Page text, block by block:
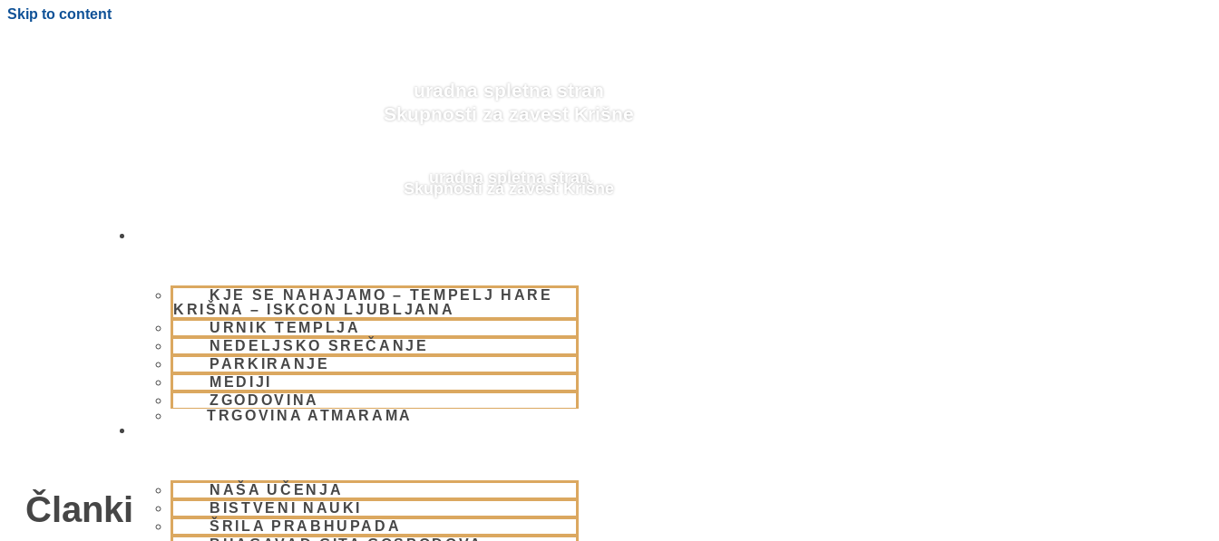
Skip to content
uradna spletna stran
Skupnosti za zavest Krišne
uradna spletna stran
Skupnosti za zavest Krišne
KJE SE NAHAJAMO – TEMPELJ HARE
KRIŠNA – ISKCON LJUBLJANA
URNIK TEMPLJA
NEDELJSKO SREČANJE
PARKIRANJE
MEDIJI
ZGODOVINA
TRGOVINA ATMARAMA
NAŠA UČENJA
BISTVENI NAUKI
ŠRILA PRABHUPADA
Članki